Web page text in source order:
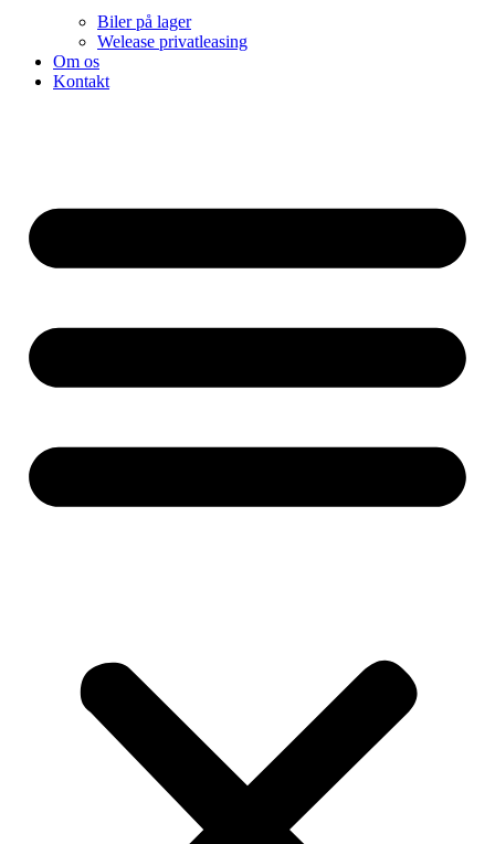
Biler på lager
Welease privatleasing
Om os
Kontakt